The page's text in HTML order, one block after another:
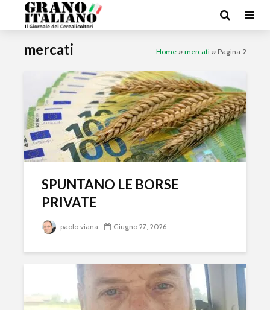
mercati Home » mercati » Pagina 2
SPUNTANO LE BORSE
PRIVATE
paolo.viana Giugno 27, 2026